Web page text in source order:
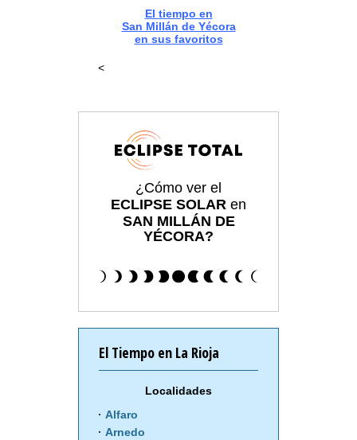
El tiempo en
San Millán de Yécora
en sus favoritos
<
¿Cómo ver el
ECLIPSE SOLAR en
SAN MILLÁN DE
YÉCORA?
El Tiempo en La Rioja
Localidades
Alfaro
Arnedo